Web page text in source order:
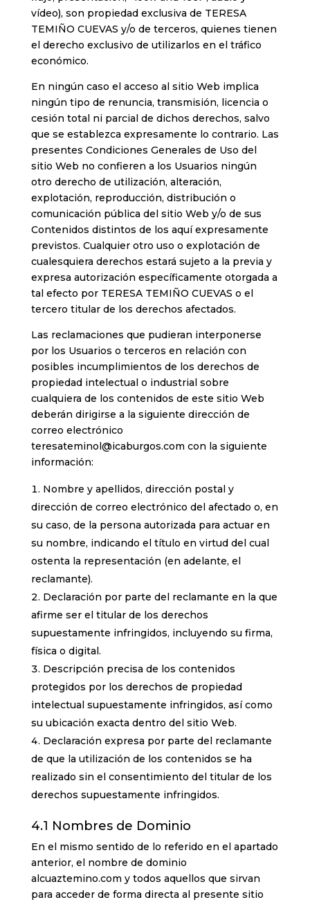
vídeo), son propiedad exclusiva de TERESA
TEMIÑO CUEVAS y/o de terceros, quienes tienen
el derecho exclusivo de utilizarlos en el tráfico
económico.
En ningún caso el acceso al sitio Web implica
ningún tipo de renuncia, transmisión, licencia o
cesión total ni parcial de dichos derechos, salvo
que se establezca expresamente lo contrario. Las
presentes Condiciones Generales de Uso del
sitio Web no confieren a los Usuarios ningún
otro derecho de utilización, alteración,
explotación, reproducción, distribución o
comunicación pública del sitio Web y/o de sus
Contenidos distintos de los aquí expresamente
previstos. Cualquier otro uso o explotación de
cualesquiera derechos estará sujeto a la previa y
expresa autorización específicamente otorgada a
tal efecto por TERESA TEMIÑO CUEVAS o el
tercero titular de los derechos afectados.
Las reclamaciones que pudieran interponerse
por los Usuarios o terceros en relación con
posibles incumplimientos de los derechos de
propiedad intelectual o industrial sobre
cualquiera de los contenidos de este sitio Web
deberán dirigirse a la siguiente dirección de
correo electrónico
teresateminol@icaburgos.com con la siguiente
información:
Nombre y apellidos, dirección postal y
dirección de correo electrónico del afectado o, en
su caso, de la persona autorizada para actuar en
su nombre, indicando el título en virtud del cual
ostenta la representación (en adelante, el
reclamante).
Declaración por parte del reclamante en la que
afirme ser el titular de los derechos
supuestamente infringidos, incluyendo su firma,
física o digital.
Descripción precisa de los contenidos
protegidos por los derechos de propiedad
intelectual supuestamente infringidos, así como
su ubicación exacta dentro del sitio Web.
Declaración expresa por parte del reclamante
de que la utilización de los contenidos se ha
realizado sin el consentimiento del titular de los
derechos supuestamente infringidos.
4.1 Nombres de Dominio
En el mismo sentido de lo referido en el apartado
anterior, el nombre de dominio
alcuaztemino.com y todos aquellos que sirvan
para acceder de forma directa al presente sitio